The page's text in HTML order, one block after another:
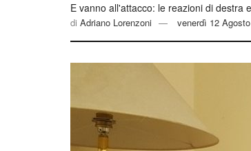
E vanno all'attacco: le reazioni di destra
di Adriano Lorenzoni venerdì 12